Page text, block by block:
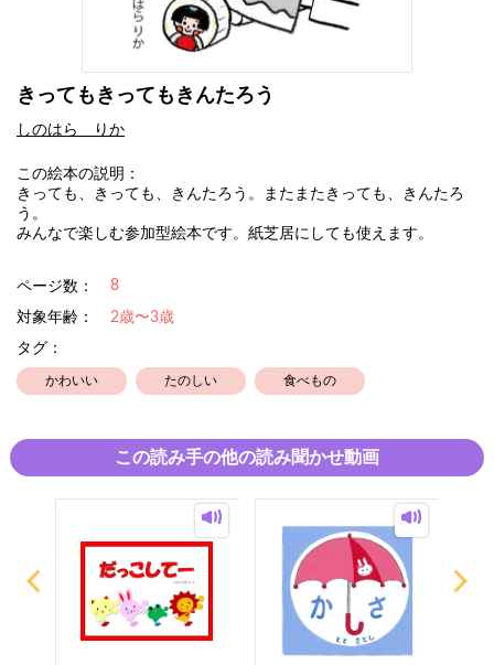
きってもきってもきんたろう
しのはら りか
この絵本の説明：
きっても、きっても、きんたろう。またまたきっても、きんたろ
う。
みんなで楽しむ参加型絵本です。紙芝居にしても使えます。
ページ数： 8
対象年齢：
2歳〜3歳
タグ：
かわいい たのしい 食べもの
この読み手の他の読み聞かせ動画